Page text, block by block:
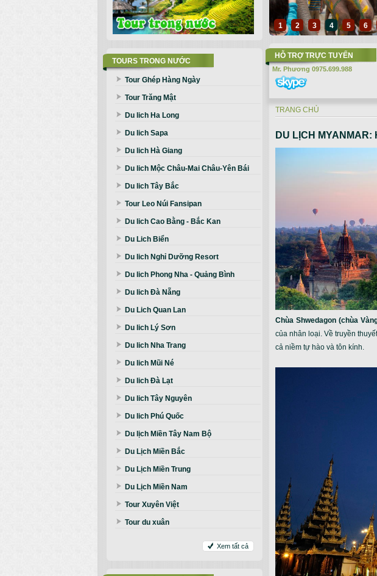
TOURS TRONG NƯỚC
Tour Ghép Hàng Ngày
Tour Trăng Mật
Du lich Ha Long
Du lich Sapa
Du lich Hà Giang
Du lich Mộc Châu-Mai Châu-Yên Bái
Du lich Tây Bắc
Tour Leo Núi Fansipan
Du lich Cao Bằng - Bắc Kan
Du Lich Biển
Du lich Nghỉ Dưỡng Resort
Du lich Phong Nha - Quảng Bình
Du lich Đà Nẵng
Du Lich Quan Lan
Du lich Lý Sơn
Du lich Nha Trang
Du lich Mũi Né
Du lich Đà Lạt
Du lich Tây Nguyên
Du lich Phú Quốc
Du lịch Miền Tây Nam Bộ
Du Lịch Miền Bắc
Du Lịch Miền Trung
Du Lịch Miền Nam
Tour Xuyên Việt
Tour du xuân
Xem tất cả
1 2 3 4 5 6
HỖ TRỢ TRỰC TUYẾN
Mr. Phương 0975.699.988
Bạn đang ở đây
TRANG CHỦ
DU LỊCH MYANMAR:
Chùa Shwedagon (chùa
của nhân loại. Về truyền
cả niềm tự hào và tôn kính.